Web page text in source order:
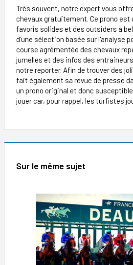
Très souvent, notre expert vous
chevaux gratuitement. Ce prono est
favoris solides et des outsiders à
d'une sélection basée sur l'analyse
course agrémentée des chevaux
jumelles et des infos des
notre reporter. Afin de trouver des
fait également sa revue de presse
un prono original et donc
jouer car, pour rappel, les turfistes
Sur le même sujet